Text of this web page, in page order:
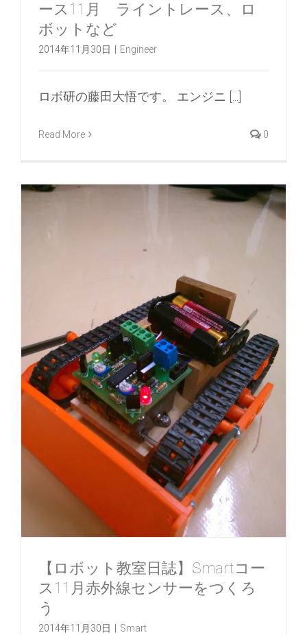
ース11月 ライントレース、ロ
ボットなど
2014年11月30日 Engineer
ロボ研の藤田大悟です。 エンジニ [...]
Read More 0
【ロボット教室日誌】Smartコー
ス11月赤外線センサーをつくろ
う
2014年11月30日 Smart